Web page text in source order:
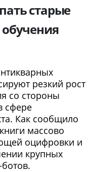
старые
резкий рост
со стороны
сфере
Как сообщило
массово
оцифровки и
крупных